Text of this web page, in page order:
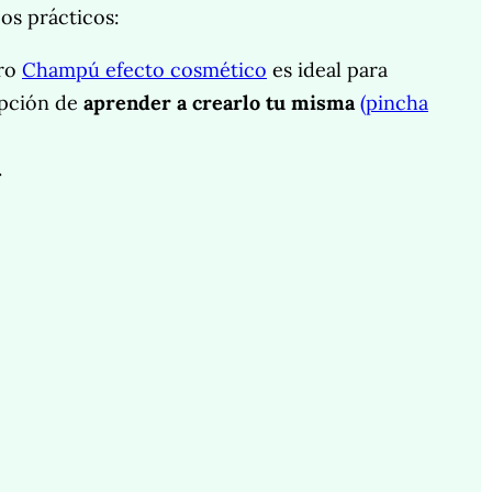
prácticos:
Champú efecto cosmético es ideal para
de aprender a crearlo tu misma (pincha